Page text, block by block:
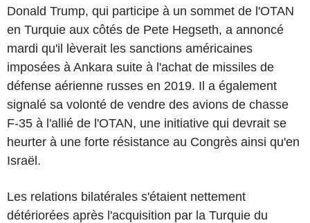
Donald Trump, qui participe à un sommet de l'OTAN
en Turquie aux côtés de Pete Hegseth, a annoncé
mardi qu'il lèverait les sanctions américaines
imposées à Ankara suite à l'achat de missiles de
défense aérienne russes en 2019. Il a également
signalé sa volonté de vendre des avions de chasse
F-35 à l'allié de l'OTAN, une initiative qui devrait se
heurter à une forte résistance au Congrès ainsi qu'en
Israël.
Les relations bilatérales s'étaient nettement
détériorées après l'acquisition par la Turquie du